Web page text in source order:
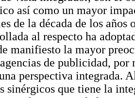
así como un mayor
de la década de los
al respecto ha
manifiesto la mayor
de publicidad,
perspectiva integrada.
sinérgicos que tiene la